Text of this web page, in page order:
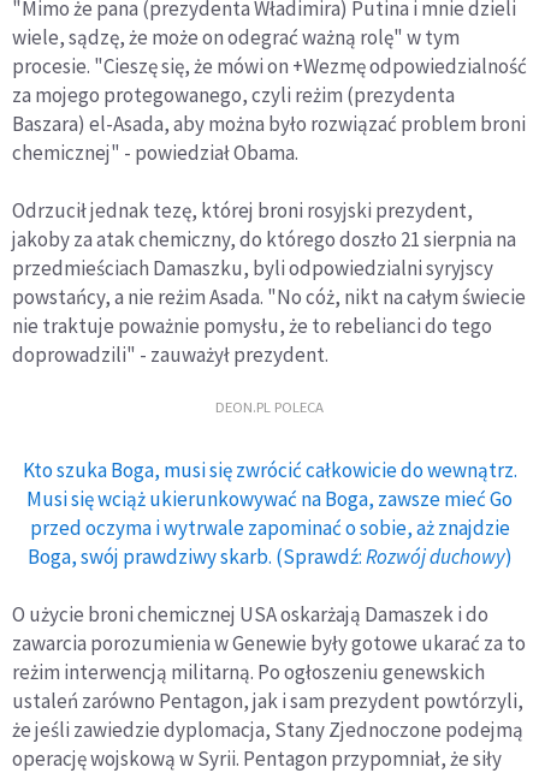
"Mimo że pana (prezydenta Władimira) Putina i mnie dzieli
wiele, sądzę, że może on odegrać ważną rolę" w tym
procesie. "Cieszę się, że mówi on +Wezmę odpowiedzialność
za mojego protegowanego, czyli reżim (prezydenta
Baszara) el-Asada, aby można było rozwiązać problem broni
chemicznej" - powiedział Obama.
Odrzucił jednak tezę, której broni rosyjski prezydent,
jakoby za atak chemiczny, do którego doszło 21 sierpnia na
przedmieściach Damaszku, byli odpowiedzialni syryjscy
powstańcy, a nie reżim Asada. "No cóż, nikt na całym świecie
nie traktuje poważnie pomysłu, że to rebelianci do tego
doprowadzili" - zauważył prezydent.
DEON.PL POLECA
Kto szuka Boga, musi się zwrócić całkowicie do wewnątrz.
Musi się wciąż ukierunkowywać na Boga, zawsze mieć Go
przed oczyma i wytrwale zapominać o sobie, aż znajdzie
Boga, swój prawdziwy skarb. (Sprawdź:Rozwój duchowy)
O użycie broni chemicznej USA oskarżają Damaszek i do
zawarcia porozumienia w Genewie były gotowe ukarać za to
reżim interwencją militarną. Po ogłoszeniu genewskich
ustaleń zarówno Pentagon, jak i sam prezydent powtórzyli,
że jeśli zawiedzie dyplomacja, Stany Zjednoczone podejmą
operację wojskową w Syrii. Pentagon przypomniał, że siły